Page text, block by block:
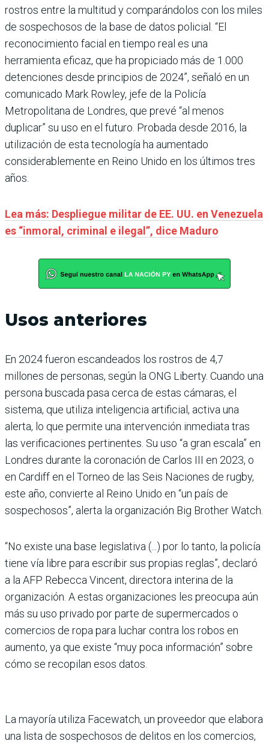
rostros entre la multitud y comparándolos con los miles
de sospechosos de la base de datos policial. “El
reconocimiento facial en tiempo real es una
herramienta eficaz, que ha propiciado más de 1.000
detenciones desde principios de 2024”, señaló en un
comunicado Mark Rowley, jefe de la Policía
Metropolitana de Londres, que prevé “al menos
duplicar” su uso en el futuro. Probada desde 2016, la
utilización de esta tecnología ha aumentado
considerablemente en Reino Unido en los últimos tres
años.
Lea más: Despliegue militar de EE. UU. en Venezuela
es “inmoral, criminal e ilegal”, dice Maduro
Usos anteriores
En 2024 fueron escandeados los rostros de 4,7
millones de personas, según la ONG Liberty. Cuando una
persona buscada pasa cerca de estas cámaras, el
sistema, que utiliza inteligencia artificial, activa una
alerta, lo que permite una intervención inmediata tras
las verificaciones pertinentes. Su uso “a gran escala” en
Londres durante la coronación de Carlos III en 2023, o
en Cardiff en el Torneo de las Seis Naciones de rugby,
este año, convierte al Reino Unido en “un país de
sospechosos”, alerta la organización Big Brother Watch.
“No existe una base legislativa (...) por lo tanto, la policía
tiene vía libre para escribir sus propias reglas”, declaró
a la AFP Rebecca Vincent, directora interina de la
organización. A estas organizaciones les preocupa aún
más su uso privado por parte de supermercados o
comercios de ropa para luchar contra los robos en
aumento, ya que existe “muy poca información” sobre
cómo se recopilan esos datos.
La mayoría utiliza Facewatch, un proveedor que elabora
una lista de sospechosos de delitos en los comercios,